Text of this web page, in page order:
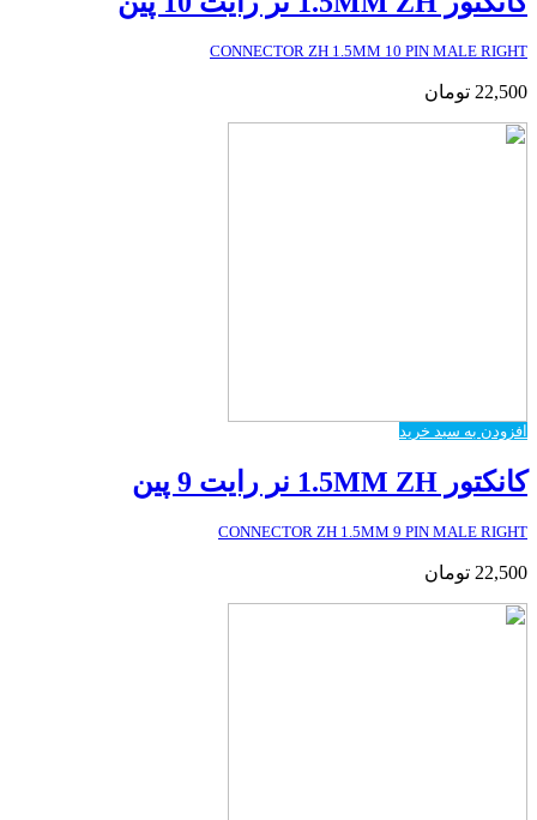
CONNECTOR ZH 1.5MM 10 PIN MALE RIGHT
22,500 تومان
افزودن به سبد خرید
کانکتور 1.5MM ZH نر رایت 9 پین
CONNECTOR ZH 1.5MM 9 PIN MALE RIGHT
22,500 تومان